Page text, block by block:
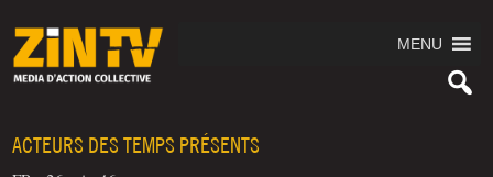
MENU
ACTEURS DES TEMPS PRÉSENTS